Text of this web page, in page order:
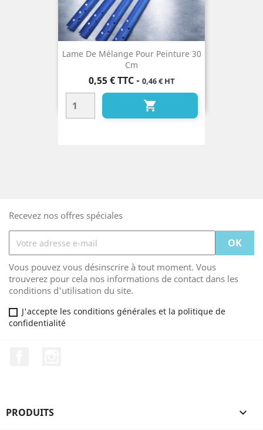
Lame De Mélange Pour Peinture 30
Cm
Prix
0,55 € TTC- 0,46 € HT

Recevez nos offres spéciales
Vous pouvez vous désinscrire à tout moment. Vous
trouverez pour cela nos informations de contact dans les
conditions d'utilisation du site.
J'accepte les conditions générales et la politique de
confidentialité
PRODUITS 